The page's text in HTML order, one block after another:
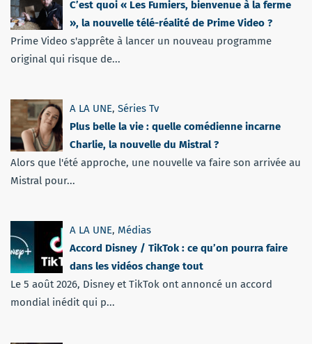
C’est quoi « Les Fumiers, bienvenue à la ferme
», la nouvelle télé-réalité de Prime Video ?
Prime Video s'apprête à lancer un nouveau programme
original qui risque de...
A LA UNE, Séries Tv
Plus belle la vie : quelle comédienne incarne
Charlie, la nouvelle du Mistral ?
Alors que l'été approche, une nouvelle va faire son arrivée au
Mistral pour...
A LA UNE, Médias
Accord Disney / TikTok : ce qu’on pourra faire
dans les vidéos change tout
Le 5 août 2026, Disney et TikTok ont annoncé un accord
mondial inédit qui p...